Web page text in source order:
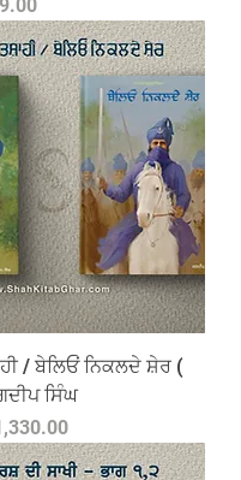
Price
/ ਬੇਲਿਓਂ ਨਿਕਲਦੇ ਸ਼ੇਰ (
ਸਿੰਘ
Price